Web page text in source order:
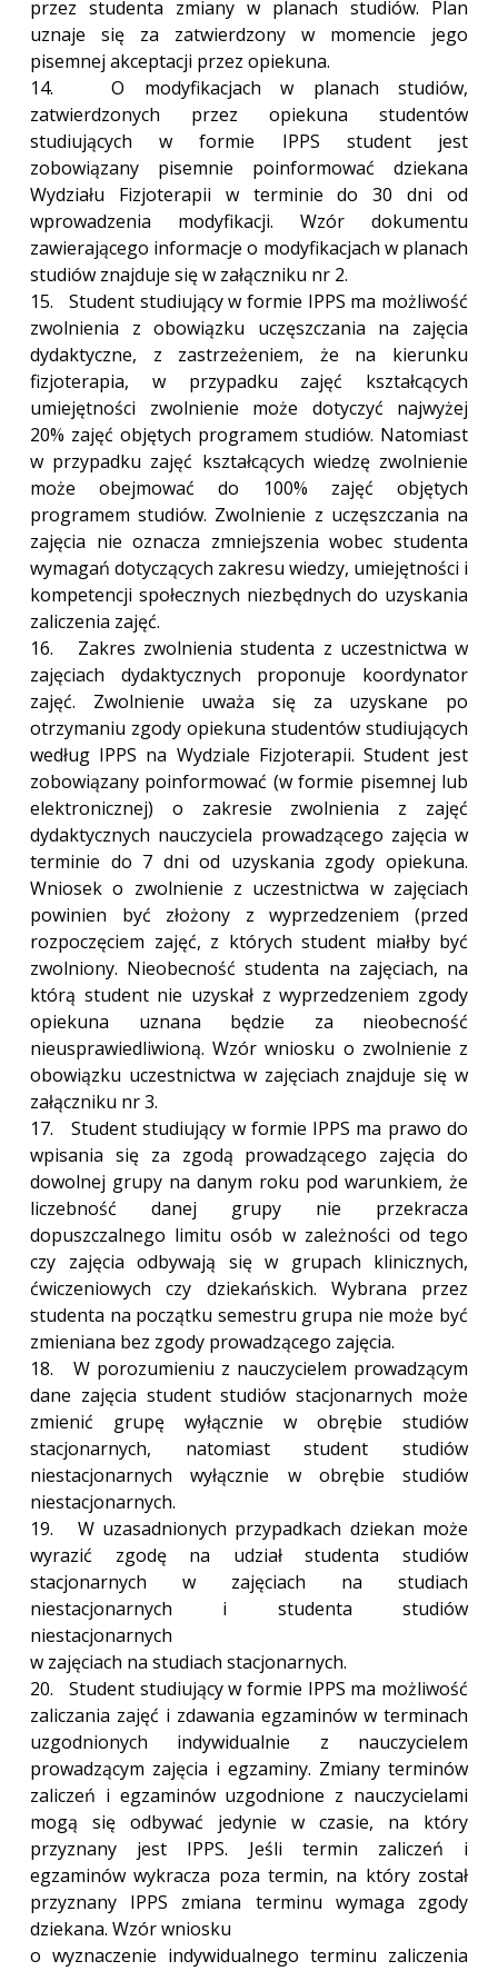
przez studenta zmiany w planach studiów. Plan
uznaje się za zatwierdzony w momencie jego
pisemnej akceptacji przez opiekuna.
14. O modyfikacjach w planach studiów,
zatwierdzonych przez opiekuna studentów
studiujących w formie IPPS student jest
zobowiązany pisemnie poinformować dziekana
Wydziału Fizjoterapii w terminie do 30 dni od
wprowadzenia modyfikacji. Wzór dokumentu
zawierającego informacje o modyfikacjach w planach
studiów znajduje się w załączniku nr 2.
15. Student studiujący w formie IPPS ma możliwość
zwolnienia z obowiązku uczęszczania na zajęcia
dydaktyczne, z zastrzeżeniem, że na kierunku
fizjoterapia, w przypadku zajęć kształcących
umiejętności zwolnienie może dotyczyć najwyżej
20% zajęć objętych programem studiów. Natomiast
w przypadku zajęć kształcących wiedzę zwolnienie
może obejmować do 100% zajęć objętych
programem studiów. Zwolnienie z uczęszczania na
zajęcia nie oznacza zmniejszenia wobec studenta
wymagań dotyczących zakresu wiedzy, umiejętności i
kompetencji społecznych niezbędnych do uzyskania
zaliczenia zajęć.
16. Zakres zwolnienia studenta z uczestnictwa w
zajęciach dydaktycznych proponuje koordynator
zajęć. Zwolnienie uważa się za uzyskane po
otrzymaniu zgody opiekuna studentów studiujących
według IPPS na Wydziale Fizjoterapii. Student jest
zobowiązany poinformować (w formie pisemnej lub
elektronicznej) o zakresie zwolnienia z zajęć
dydaktycznych nauczyciela prowadzącego zajęcia w
terminie do 7 dni od uzyskania zgody opiekuna.
Wniosek o zwolnienie z uczestnictwa w zajęciach
powinien być złożony z wyprzedzeniem (przed
rozpoczęciem zajęć, z których student miałby być
zwolniony. Nieobecność studenta na zajęciach, na
którą student nie uzyskał z wyprzedzeniem zgody
opiekuna uznana będzie za nieobecność
nieusprawiedliwioną. Wzór wniosku o zwolnienie z
obowiązku uczestnictwa w zajęciach znajduje się w
załączniku nr 3.
17. Student studiujący w formie IPPS ma prawo do
wpisania się za zgodą prowadzącego zajęcia do
dowolnej grupy na danym roku pod warunkiem, że
liczebność danej grupy nie przekracza
dopuszczalnego limitu osób w zależności od tego
czy zajęcia odbywają się w grupach klinicznych,
ćwiczeniowych czy dziekańskich. Wybrana przez
studenta na początku semestru grupa nie może być
zmieniana bez zgody prowadzącego zajęcia.
18. W porozumieniu z nauczycielem prowadzącym
dane zajęcia student studiów stacjonarnych może
zmienić grupę wyłącznie w obrębie studiów
stacjonarnych, natomiast student studiów
niestacjonarnych wyłącznie w obrębie studiów
niestacjonarnych.
19. W uzasadnionych przypadkach dziekan może
wyrazić zgodę na udział studenta studiów
stacjonarnych w zajęciach na studiach
niestacjonarnych i studenta studiów
niestacjonarnych
w zajęciach na studiach stacjonarnych.
20. Student studiujący w formie IPPS ma możliwość
zaliczania zajęć i zdawania egzaminów w terminach
uzgodnionych indywidualnie z nauczycielem
prowadzącym zajęcia i egzaminy. Zmiany terminów
zaliczeń i egzaminów uzgodnione z nauczycielami
mogą się odbywać jedynie w czasie, na który
przyznany jest IPPS. Jeśli termin zaliczeń i
egzaminów wykracza poza termin, na który został
przyznany IPPS zmiana terminu wymaga zgody
dziekana. Wzór wniosku
o wyznaczenie indywidualnego terminu zaliczenia